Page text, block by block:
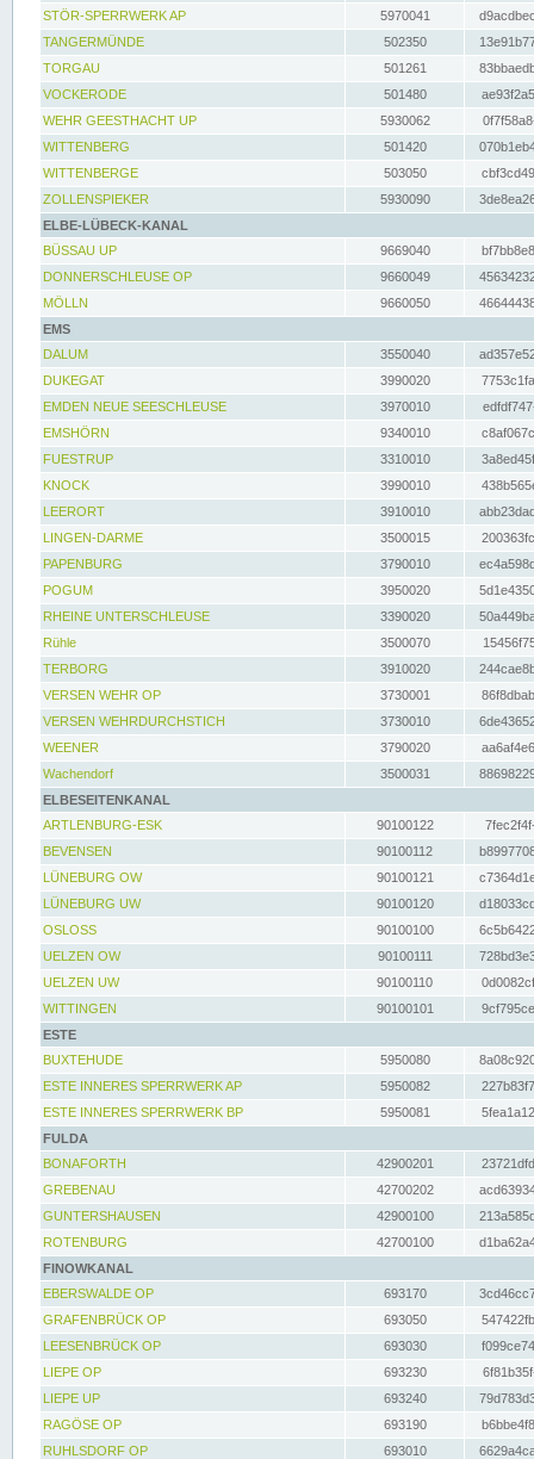
STÖR-SPERRWERK AP 5970041
TANGERMÜNDE
502350
TORGAU
501261
VOCKERODE
501480
WEHR GEESTHACHT UP
5930062
WITTENBERG
501420
WITTENBERGE
503050
ZOLLENSPIEKER
5930090
ELBE-LÜBECK-KANAL
BÜSSAU UP
9669040
DONNERSCHLEUSE OP
9660049
MÖLLN
9660050
EMS
DALUM
3550040
DUKEGAT
3990020
EMDEN NEUE SEESCHLEUSE
3970010
EMSHÖRN
9340010
FUESTRUP
3310010
KNOCK
3990010
LEERORT
3910010
LINGEN-DARME
3500015
PAPENBURG
3790010
POGUM
3950020
RHEINE UNTERSCHLEUSE
3390020
Rühle
3500070
TERBORG
3910020
VERSEN WEHR OP
3730001
VERSEN WEHRDURCHSTICH
3730010
WEENER
3790020
Wachendorf
3500031
ELBESEITENKANAL
ARTLENBURG-ESK
90100122
BEVENSEN
90100112
LÜNEBURG OW
90100121
LÜNEBURG UW
90100120
OSLOSS
90100100
UELZEN OW
90100111
UELZEN UW
90100110
WITTINGEN
90100101
ESTE
BUXTEHUDE
5950080
ESTE INNERES SPERRWERK AP
5950082
ESTE INNERES SPERRWERK BP
5950081
FULDA
BONAFORTH
42900201
GREBENAU
42700202
GUNTERSHAUSEN
42900100
ROTENBURG
42700100
FINOWKANAL
EBERSWALDE OP
693170
GRAFENBRÜCK OP
693050
LEESENBRÜCK OP
693030
LIEPE OP
693230
LIEPE UP
693240
RAGÖSE OP
693190
RUHLSDORF OP
693010